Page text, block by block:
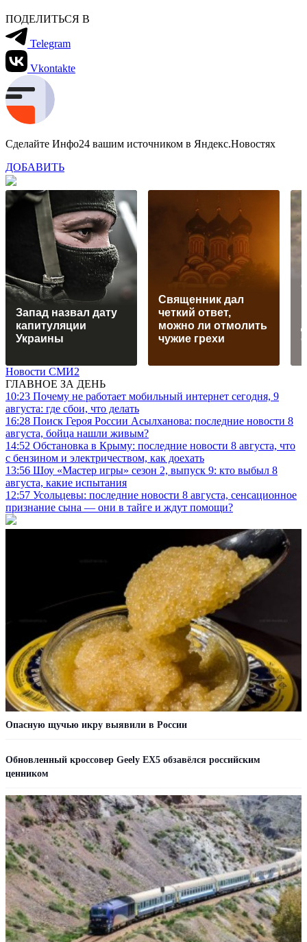
ПОДЕЛИТЬСЯ В
Telegram
Vkontakte
Сделайте Инфо24 вашим источником в Яндекс.Новостях
ДОБАВИТЬ
Запад назвал дату
капитуляции
Украины
Священник дал
четкий ответ,
можно ли отмолить
чужие грехи
Новости СМИ2
ГЛАВНОЕ ЗА ДЕНЬ
10:23 Почему не работает мобильный интернет сегодня, 9
августа: где сбои, что делать
16:28 Поиск Героя России Асылханова: последние новости 8
августа, бойца нашли живым?
14:52 Обстановка в Крыму: последние новости 8 августа, что
с бензином и электричеством, как доехать
13:56 Шоу «Мастер игры» сезон 2, выпуск 9: кто выбыл 8
августа, какие испытания
12:57 Усольцевы: последние новости 8 августа, сенсационное
признание сына — они в тайге и ждут помощи?
Опасную щучью икру выявили в России
Обновленный кроссовер Geely EX5 обзавёлся российским
ценником